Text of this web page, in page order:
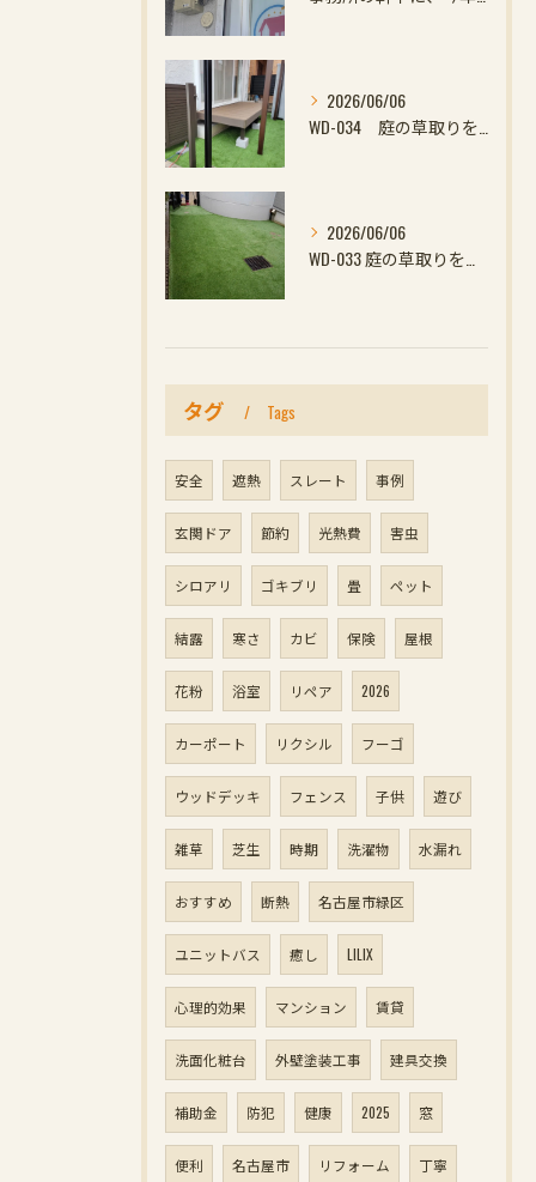
2026/06/06
2026/06/06
タグ Tags
安全 遮熱 スレート 事例
玄関ドア 節約 光熱費 害虫
シロアリ ゴキブリ 畳 ペット
結露 寒さ カビ 保険 屋根
花粉 浴室 リペア 2026
カーポート リクシル フーゴ
ウッドデッキ フェンス 子供 遊び
雑草 芝生 時期 洗濯物 水漏れ
おすすめ 断熱 名古屋市緑区
ユニットバス 癒し LILIX
心理的効果 マンション 賃貸
洗面化粧台 外壁塗装工事 建具交換
補助金 防犯 健康 2025 窓
便利 名古屋市 リフォーム 丁寧